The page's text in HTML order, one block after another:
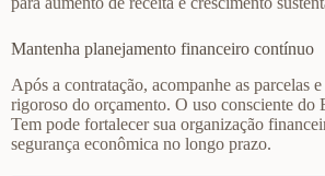
Mantenha planejamento financeiro contínuo
Após a contratação, acompanhe as parcelas
rigoroso do orçamento. O uso consciente do
Tem pode fortalecer sua organização
segurança econômica no longo prazo.